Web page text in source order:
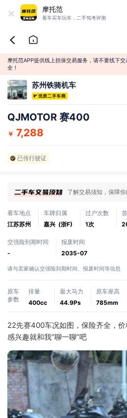
+ 摩托范
看车买车玩车，二手驾考评测
摩托范APP提供线上担保交易服务，请不要线下
全！
苏州铁骑机车
QJMOTOR 赛400
￥ 7,288
已传行驶证
了解交易须知，保障
看车地点
江苏苏州
车牌归属
嘉兴 (浙F)
过户次数
1次
交强险到期时间
-
报废时间
2035-07
请与卖家确认交强险到期时间、报废时间等信息
原车
参数
排量
400cc
最大马力
44.9Ps
原车座高
785mm
22先赛400车况如图，保险齐全，
感兴趣就和我“聊一聊”吧